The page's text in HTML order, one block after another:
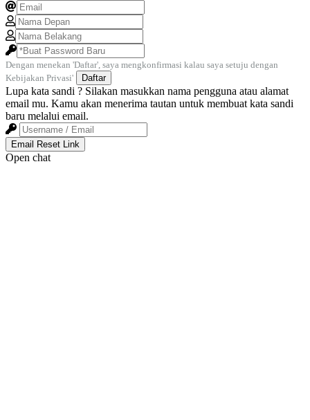
Dengan menekan 'Daftar', saya mengkonfirmasi kalau saya setuju dengan
Kebijakan Privasi'
Daftar
Lupa kata sandi ? Silakan masukkan nama pengguna atau alamat
email mu. Kamu akan menerima tautan untuk membuat kata sandi
baru melalui email.
Email Reset Link
Open chat